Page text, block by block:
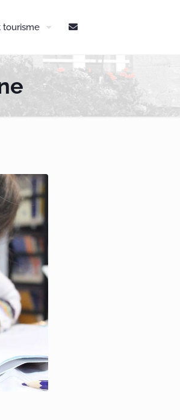
tourisme